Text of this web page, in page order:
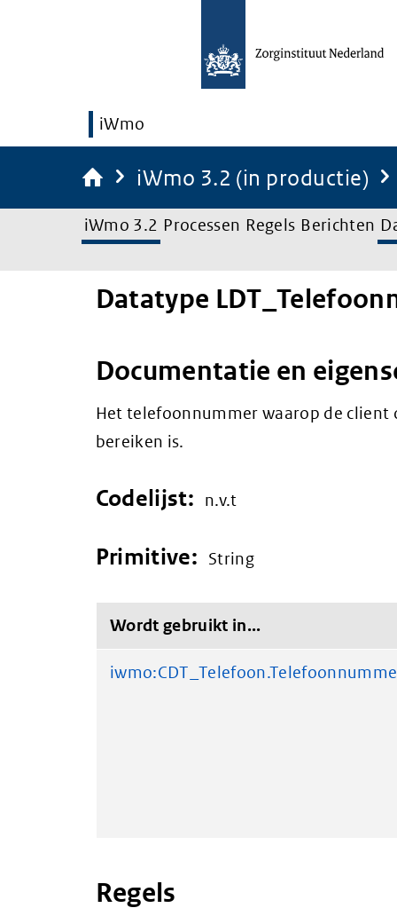
iWmo
iWmo 3.2 (in productie)
iWmo 3.2 Processen Regels Berichten
Datatype
Documentatie en
Het telefoonnummer waarop de client
bereiken is.
Codelijst: n.v.t
Primitive: String
Wordt gebruikt in...
Regels